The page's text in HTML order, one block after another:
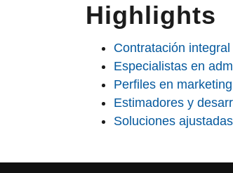
Highlights
Contratación
Especialistas en
Perfiles en
Estimadores y
Soluciones